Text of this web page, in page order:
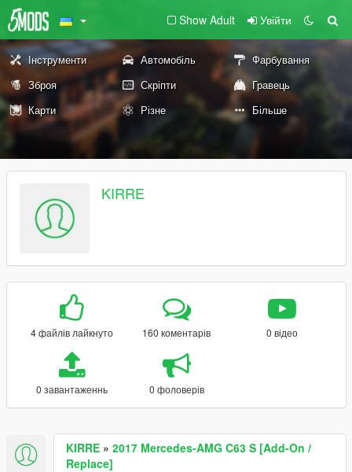
Show Adult Увійти
Інструменти Автомобіль
Фарбування
Зброя
Скріпти
Гравець
Карти
Різне Більше
KIRRE
4 файлів лайкнуто 160 коментарів 0 відео
0 завантаженнь 0 фоловерів
KIRRE » 2017 Mercedes-AMG C63 S [Add-On /
Replace]